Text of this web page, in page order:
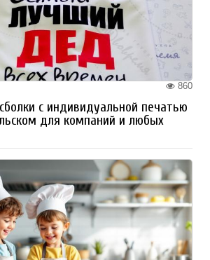
860
с индивидуальной печатью
для компаний и любых